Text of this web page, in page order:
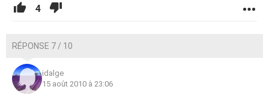
4
RÉPONSE 7 / 10
idalge
15 août 2010 à 23:06